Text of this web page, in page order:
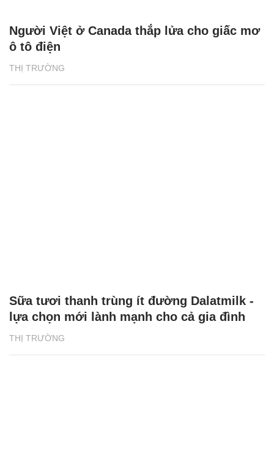
THỊ TRƯỜNG
Người Việt ở Canada thắp lửa cho giấc mơ
ô tô điện
THỊ TRƯỜNG
Sữa tươi thanh trùng ít đường Dalatmilk -
lựa chọn mới lành mạnh cho cả gia đình